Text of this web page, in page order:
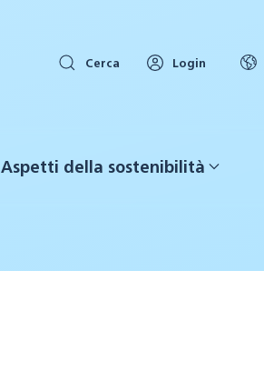
Cerca Login
Aspetti della sostenibilità